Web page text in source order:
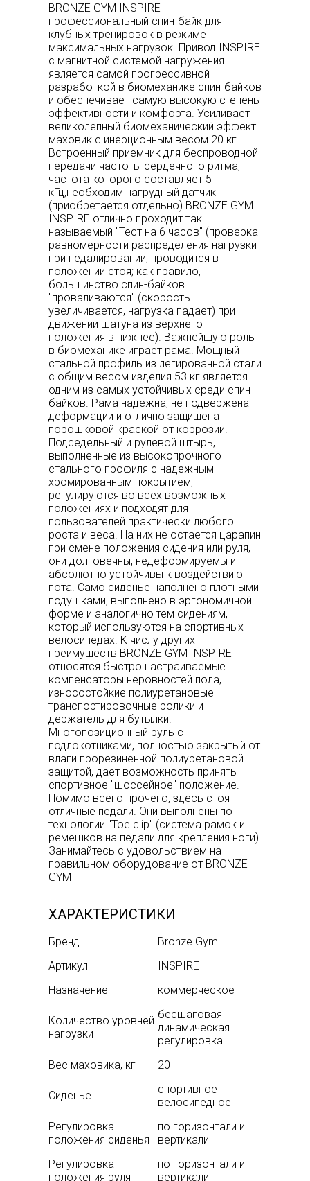
BRONZE GYM INSPIRE -
профессиональный спин-байк для
клубных тренировок в режиме
максимальных нагрузок. Привод INSPIRE
с магнитной системой нагружения
является самой прогрессивной
разработкой в биомеханике спин-байков
и обеспечивает самую высокую степень
эффективности и комфорта. Усиливает
великолепный биомеханический эффект
маховик с инерционным весом 20 кг.
Встроенный приемник для беспроводной
передачи частоты сердечного ритма,
частота которого составляет 5
кГц,необходим нагрудный датчик
(приобретается отдельно) BRONZE GYM
INSPIRE отлично проходит так
называемый "Тест на 6 часов" (проверка
равномерности распределения нагрузки
при педалировании, проводится в
положении стоя; как правило,
большинство спин-байков
"проваливаются" (скорость
увеличивается, нагрузка падает) при
движении шатуна из верхнего
положения в нижнее). Важнейшую роль
в биомеханике играет рама. Мощный
стальной профиль из легированной стали
с общим весом изделия 53 кг является
одним из самых устойчивых среди спин-
байков. Рама надежна, не подвержена
деформации и отлично защищена
порошковой краской от коррозии.
Подседельный и рулевой штырь,
выполненные из высокопрочного
стального профиля с надежным
хромированным покрытием,
регулируются во всех возможных
положениях и подходят для
пользователей практически любого
роста и веса. На них не остается царапин
при смене положения сидения или руля,
они долговечны, недеформируемы и
абсолютно устойчивы к воздействию
пота. Само сиденье наполнено плотными
подушками, выполнено в эргономичной
форме и аналогично тем сидениям,
который используются на спортивных
велосипедах. К числу других
преимуществ BRONZE GYM INSPIRE
относятся быстро настраиваемые
компенсаторы неровностей пола,
износостойкие полиуретановые
транспортировочные ролики и
держатель для бутылки.
Многопозиционный руль с
подлокотниками, полностью закрытый от
влаги прорезиненной полиуретановой
защитой, дает возможность принять
спортивное "шоссейное" положение.
Помимо всего прочего, здесь стоят
отличные педали. Они выполнены по
технологии "Toe clip" (система рамок и
ремешков на педали для крепления ноги)
Занимайтесь с удовольствием на
правильном оборудование от BRONZE
GYM
ХАРАКТЕРИСТИКИ
Бренд
Bronze Gym
Артикул
INSPIRE
Назначение
коммерческое
Количество уровней
нагрузки
бесшаговая
динамическая
регулировка
Вес маховика, кг
20
Сиденье
спортивное
велосипедное
Регулировка
положения сиденья
по горизонтали и
вертикали
Регулировка
положения руля
по горизонтали и
вертикали